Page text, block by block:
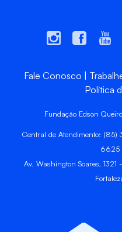
Fale Conosco
Política
Fundação Edson
Central de Atendimento:
6625
Av. Washington Soares,